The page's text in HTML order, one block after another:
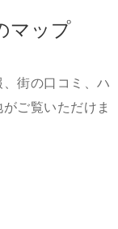
マップ
街の口コミ、ハ
ご覧いただけま